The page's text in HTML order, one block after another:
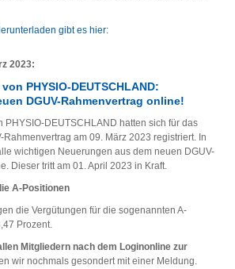
gibt es hier:
2023:
PHYSIO-DEUTSCHLAND:
DGUV-Rahmenvertrag online!
PHYSIO-DEUTSCHLAND hatten sich für das
am 09. März 2023 registriert. In
wichtigen Neuerungen aus dem neuen DGUV-
Dieser tritt am 01. April 2023 in Kraft.
A-Positionen
die Vergütungen für die sogenannten A-
Prozent.
Mitgliedern nach dem Loginonline zur
wir nochmals gesondert mit einer Meldung.